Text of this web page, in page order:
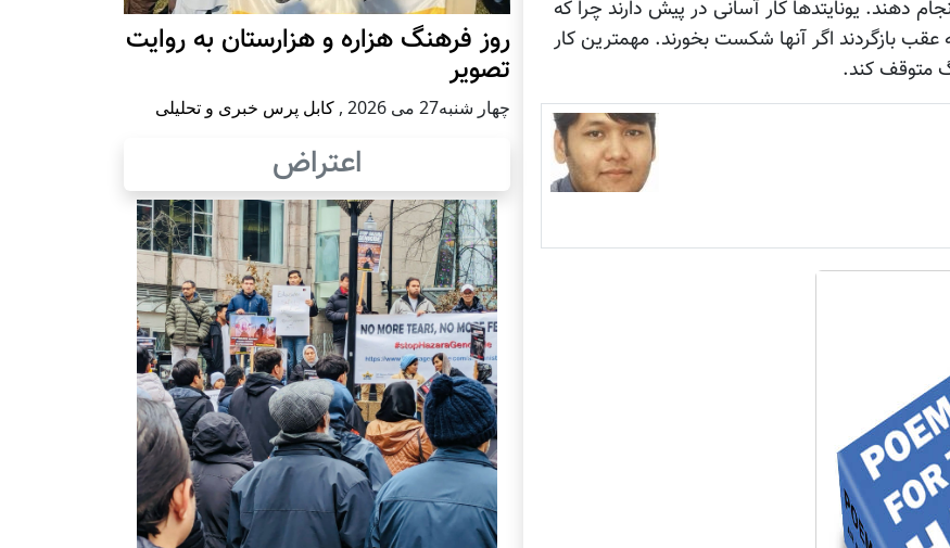
دهند. یونایتدها کار آسانی در پیش دارند چرا که
عقب بازگردند اگر آنها شکست بخورند. مهمترین کار
متوقف کند.
روز فرهنگ هزاره و هزارستان به روایت
تصویر
چهار شنبه27 می 2026 , کابل پرس خبری و تحلیلی
اعتراض